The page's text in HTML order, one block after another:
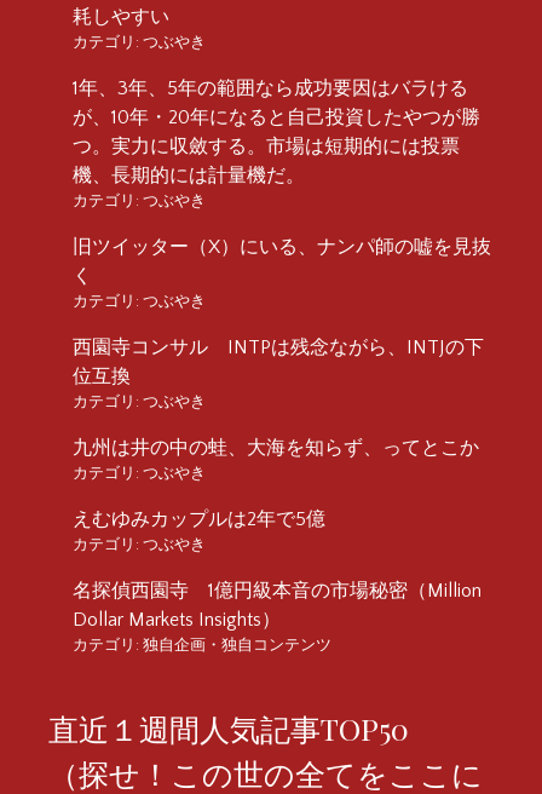
耗しやすい
カテゴリ: つぶやき
1年、3年、5年の範囲なら成功要因はバラける
が、10年・20年になると自己投資したやつが勝
つ。実力に収斂する。市場は短期的には投票
機、長期的には計量機だ。
カテゴリ: つぶやき
旧ツイッター（X）にいる、ナンパ師の嘘を見抜
く
カテゴリ: つぶやき
西園寺コンサル INTPは残念ながら、INTJの下
位互換
カテゴリ: つぶやき
九州は井の中の蛙、大海を知らず、ってとこか
カテゴリ: つぶやき
えむゆみカップルは2年で5億
カテゴリ: つぶやき
名探偵西園寺 1億円級本音の市場秘密（Million
Dollar Markets Insights）
カテゴリ: 独自企画・独自コンテンツ
直近１週間人気記事TOP50
（探せ！この世の全てをここに